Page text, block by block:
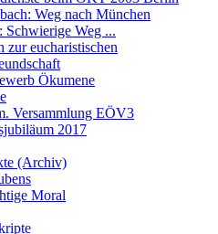
Weg nach München
Schwierige Weg ...
zur eucharistischen
Ökumene
Versammlung EÖV3
2017
(Archiv)
Moral